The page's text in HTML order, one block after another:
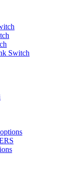
Switch